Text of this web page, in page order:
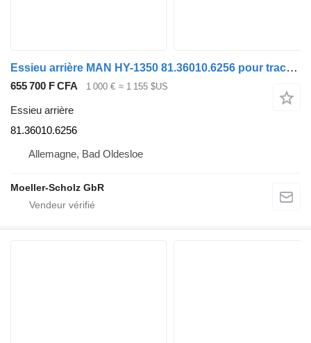
Essieu arrière MAN HY-1350 81.36010.6256 pour tracteur routier MAN TGX
655 700 F CFA 1 000 € ≈ 1 155 $US
Essieu arrière
81.36010.6256
Allemagne, Bad Oldesloe
Moeller-Scholz GbR